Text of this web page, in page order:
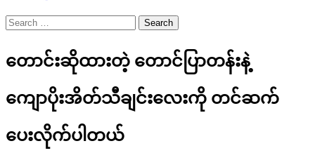
Search
for:
တောင်းဆိုထားတဲ့ တောင်ပြာတန်းနဲ့
ကျောပိုးအိတ်သီချင်းလေးကို တင်ဆက်
ပေးလိုက်ပါတယ်